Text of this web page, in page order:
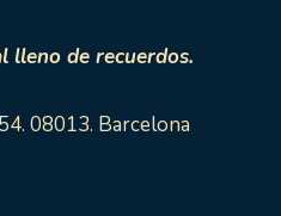
lleno de recuerdos.
08013. Barcelona